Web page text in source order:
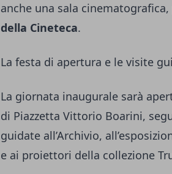
anche una sala cinematografica,
della Cineteca.
La festa di apertura e le visite
La giornata inaugurale sarà
di Piazzetta Vittorio Boarini,
guidate all’Archivio,
e ai proiettori della collezione